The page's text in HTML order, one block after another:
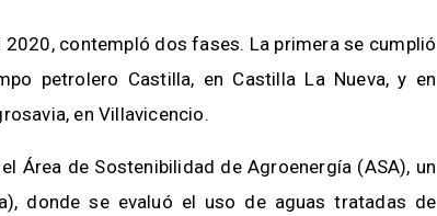
contempló dos fases. La primera se cumplió
petrolero Castilla, en Castilla La Nueva, y en
en Villavicencio.
Área de Sostenibilidad de Agroenergía (ASA), un
donde se evaluó el uso de aguas tratadas de